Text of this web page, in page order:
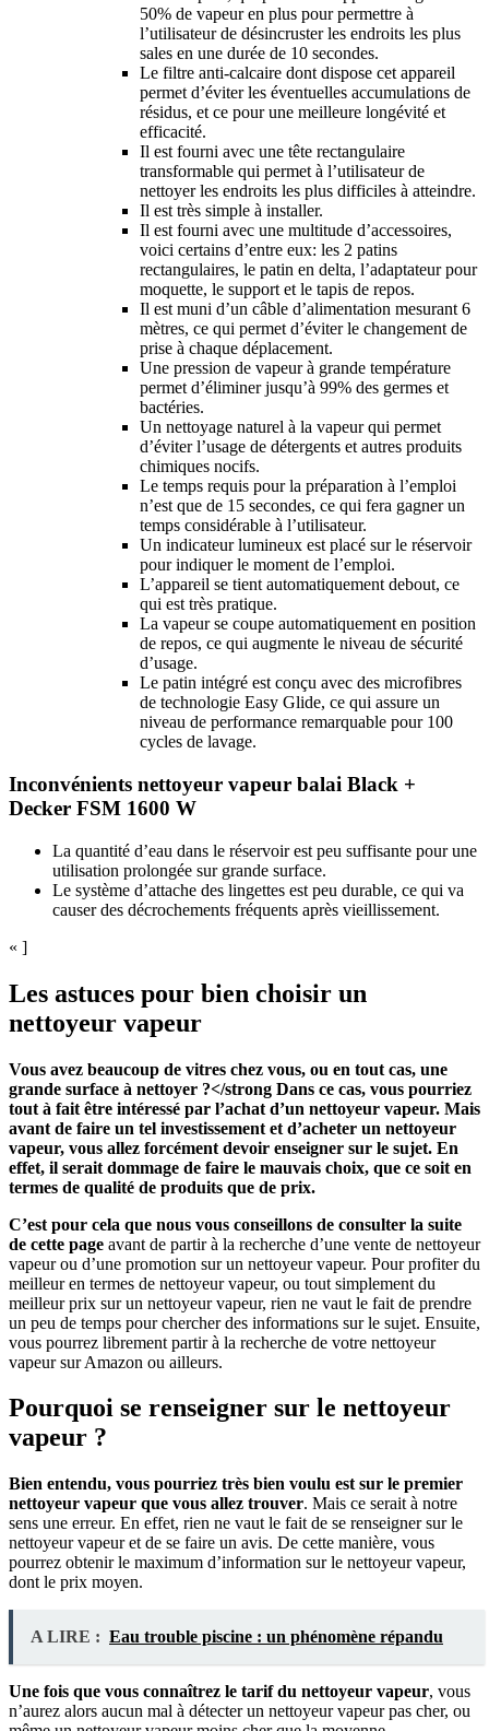
50% de vapeur en plus pour permettre à
l’utilisateur de désincruster les endroits les plus
sales en une durée de 10 secondes.
Le filtre anti-calcaire dont dispose cet appareil
permet d’éviter les éventuelles accumulations de
résidus, et ce pour une meilleure longévité et
efficacité.
Il est fourni avec une tête rectangulaire
transformable qui permet à l’utilisateur de
nettoyer les endroits les plus difficiles à atteindre.
Il est très simple à installer.
Il est fourni avec une multitude d’accessoires,
voici certains d’entre eux: les 2 patins
rectangulaires, le patin en delta, l’adaptateur pour
moquette, le support et le tapis de repos.
Il est muni d’un câble d’alimentation mesurant 6
mètres, ce qui permet d’éviter le changement de
prise à chaque déplacement.
Une pression de vapeur à grande température
permet d’éliminer jusqu’à 99% des germes et
bactéries.
Un nettoyage naturel à la vapeur qui permet
d’éviter l’usage de détergents et autres produits
chimiques nocifs.
Le temps requis pour la préparation à l’emploi
n’est que de 15 secondes, ce qui fera gagner un
temps considérable à l’utilisateur.
Un indicateur lumineux est placé sur le réservoir
pour indiquer le moment de l’emploi.
L’appareil se tient automatiquement debout, ce
qui est très pratique.
La vapeur se coupe automatiquement en position
de repos, ce qui augmente le niveau de sécurité
d’usage.
Le patin intégré est conçu avec des microfibres
de technologie Easy Glide, ce qui assure un
niveau de performance remarquable pour 100
cycles de lavage.
Inconvénients nettoyeur vapeur balai Black +
Decker FSM 1600 W
La quantité d’eau dans le réservoir est peu suffisante pour une
utilisation prolongée sur grande surface.
Le système d’attache des lingettes est peu durable, ce qui va
causer des décrochements fréquents après vieillissement.
« ]
Les astuces pour bien choisir un
nettoyeur vapeur
Vous avez beaucoup de vitres chez vous, ou en tout cas, une
grande surface à nettoyer ?</strong Dans ce cas, vous pourriez
tout à fait être intéressé par l’achat d’un nettoyeur vapeur. Mais
avant de faire un tel investissement et d’acheter un nettoyeur
vapeur, vous allez forcément devoir enseigner sur le sujet. En
effet, il serait dommage de faire le mauvais choix, que ce soit en
termes de qualité de produits que de prix.
C’est pour cela que nous vous conseillons de consulter la suite
de cette page avant de partir à la recherche d’une vente de nettoyeur
vapeur ou d’une promotion sur un nettoyeur vapeur. Pour profiter du
meilleur en termes de nettoyeur vapeur, ou tout simplement du
meilleur prix sur un nettoyeur vapeur, rien ne vaut le fait de prendre
un peu de temps pour chercher des informations sur le sujet. Ensuite,
vous pourrez librement partir à la recherche de votre nettoyeur
vapeur sur Amazon ou ailleurs.
Pourquoi se renseigner sur le nettoyeur
vapeur ?
Bien entendu, vous pourriez très bien voulu est sur le premier
nettoyeur vapeur que vous allez trouver. Mais ce serait à notre
sens une erreur. En effet, rien ne vaut le fait de se renseigner sur le
nettoyeur vapeur et de se faire un avis. De cette manière, vous
pourrez obtenir le maximum d’information sur le nettoyeur vapeur,
dont le prix moyen.
A LIRE : Eau trouble piscine : un phénomène répandu
Une fois que vous connaîtrez le tarif du nettoyeur vapeur, vous
n’aurez alors aucun mal à détecter un nettoyeur vapeur pas cher, ou